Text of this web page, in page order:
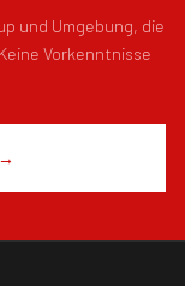
und Umgebung, die
Vorkenntnisse